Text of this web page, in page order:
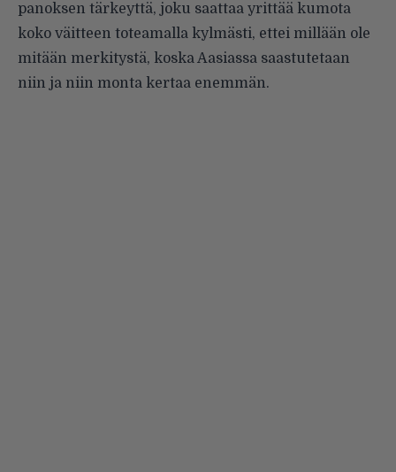
panoksen tärkeyttä, joku saattaa yrittää kumota
koko väitteen toteamalla kylmästi, ettei millään ole
mitään merkitystä, koska Aasiassa saastutetaan
niin ja niin monta kertaa enemmän.